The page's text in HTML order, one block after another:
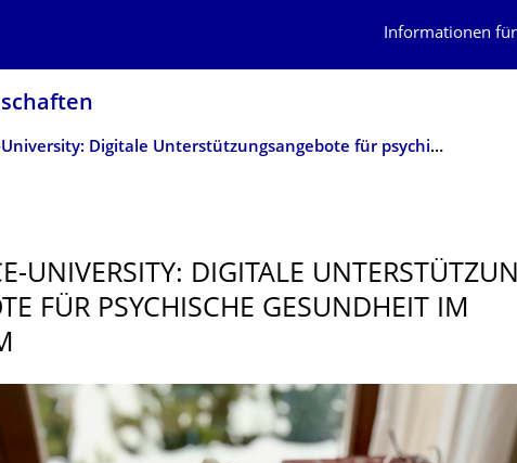
Informationen für
enhance-University: Digitale Unterstützungsangebote für psychische Gesundheit im Studium
UNIVERSITY: DIGITALE
FÜR PSYCHISCHE GESUNDHEIT IM